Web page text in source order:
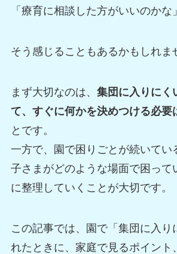
「療育に相談した方がいいのかな」
そう感じることもあるかもしれま
まず大切なのは、 集団に入りにく
て、すぐに何かを決めつける必要
とです。
一方で、園で困りごとが続いてい
子さまがどのような場面で困って
に整理していくことが大切です。
この記事では、園で「集団に入り
れたときに、家庭で見るポイント